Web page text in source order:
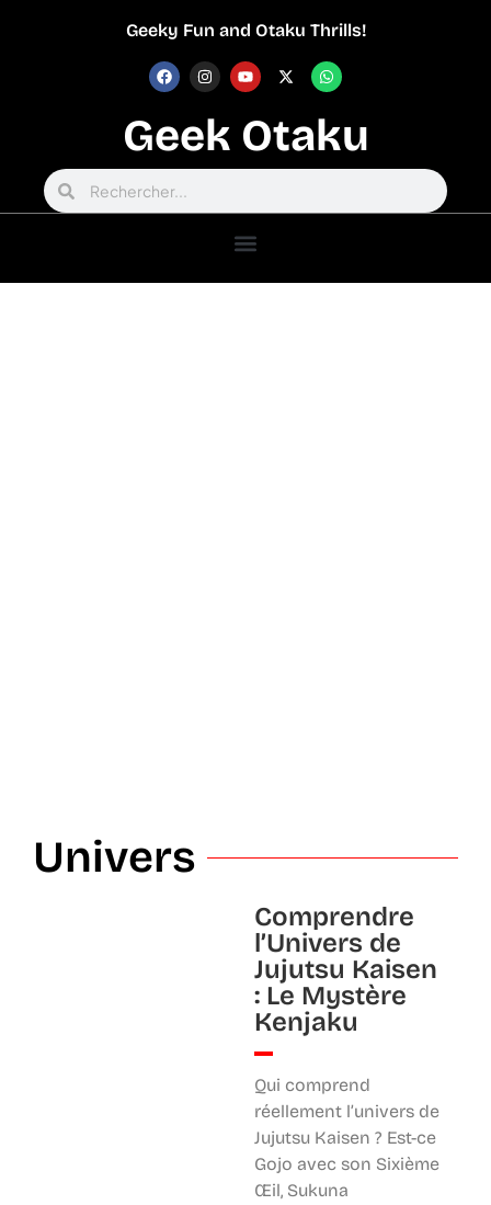
Geeky Fun and Otaku Thrills!
Geek Otaku
Univers
Comprendre
l’Univers de
Jujutsu Kaisen
: Le Mystère
Kenjaku
Qui comprend
réellement l’univers de
Jujutsu Kaisen ? Est-ce
Gojo avec son Sixième
Œil, Sukuna